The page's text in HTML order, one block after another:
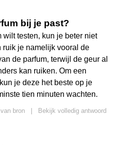
bij je past?
wilt testen, kun je beter niet
ruik je namelijk vooral de
de parfum, terwijl de geur al
kan ruiken. Om een
je deze het beste op je
tien minuten wachten.
bron
Bekijk volledig antwoord